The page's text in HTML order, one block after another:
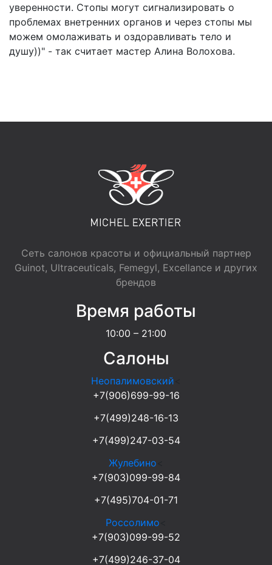
уверенности. Стопы могут сигнализировать о
проблемах внетренних органов и через стопы мы
можем омолаживать и оздоравливать тело и
душу))" - так считает мастер Алина Волохова.
Сеть салонов красоты и официальный партнер
Guinot, Ultraceuticals, Femegyl, Excellance и других
брендов
Время работы
10:00 – 21:00
Салоны
Неопалимовский
+7(906)699-99-16
+7(499)248-16-13
+7(499)247-03-54
Жулебино
+7(903)099-99-84
+7(495)704-01-71
Россолимо
+7(903)099-99-52
+7(499)246-37-04